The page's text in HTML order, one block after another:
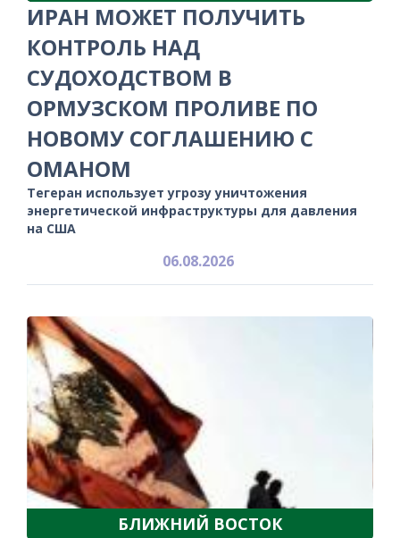
ИРАН МОЖЕТ ПОЛУЧИТЬ
КОНТРОЛЬ НАД
СУДОХОДСТВОМ В
ОРМУЗСКОМ ПРОЛИВЕ ПО
НОВОМУ СОГЛАШЕНИЮ С
ОМАНОМ
Тегеран использует угрозу уничтожения
энергетической инфраструктуры для давления
на США
06.08.2026
БЛИЖНИЙ ВОСТОК